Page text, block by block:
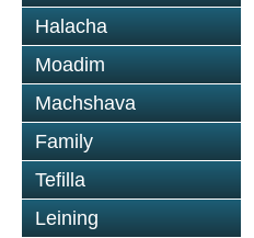
Halacha
Moadim
Machshava
Family
Tefilla
Leining